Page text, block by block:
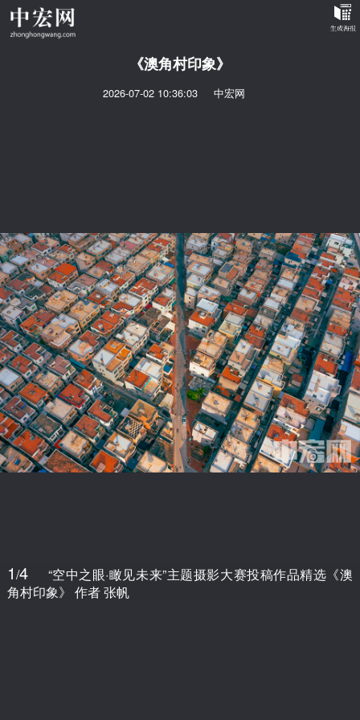
《澳角村印象》
2026-07-02 10:36:03 中宏网
1/4
“空中之眼·瞰见未来”主题摄影大赛投稿作品精选《澳
角村印象》 作者 张帆